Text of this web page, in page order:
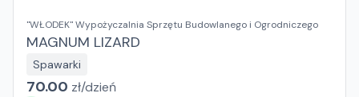
"WŁODEK" Wypożyczalnia Sprzętu Budowlanego i Ogrodniczego
MAGNUM LIZARD
Spawarki
70.00 zł/dzień